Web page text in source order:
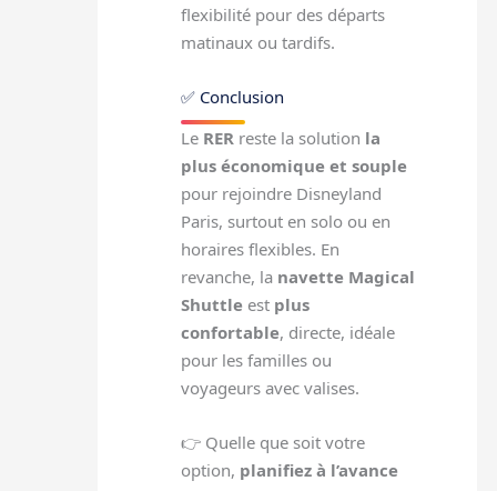
flexibilité pour des départs
matinaux ou tardifs.
✅ Conclusion
Le RER reste la solution la
plus économique et souple
pour rejoindre Disneyland
Paris, surtout en solo ou en
horaires flexibles. En
revanche, la navette Magical
Shuttle est plus
confortable, directe, idéale
pour les familles ou
voyageurs avec valises.
👉 Quelle que soit votre
option, planifiez à l’avance